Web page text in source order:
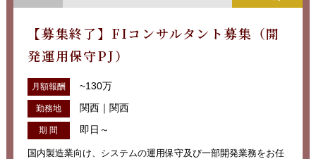
【募集終了】FIコンサルタント募集（開
発運用保守PJ）
月額報酬 ~130万
勤務地 関西｜関西
期 間 即日～
国内製造業向け、システムの運用保守及び一部開発業務をお任